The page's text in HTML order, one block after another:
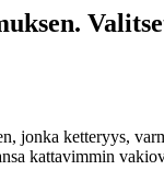
jonka ketteryys,
kattavimmin